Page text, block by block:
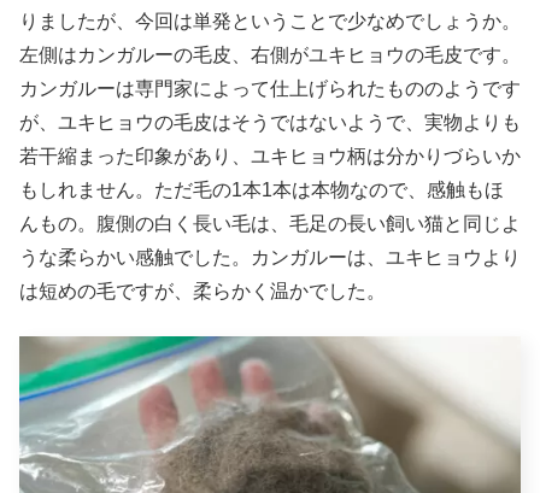
りましたが、今回は単発ということで少なめでしょうか。
左側はカンガルーの毛皮、右側がユキヒョウの毛皮です。
カンガルーは専門家によって仕上げられたもののようです
が、ユキヒョウの毛皮はそうではないようで、実物よりも
若干縮まった印象があり、ユキヒョウ柄は分かりづらいか
もしれません。ただ毛の1本1本は本物なので、感触もほ
んもの。腹側の白く長い毛は、毛足の長い飼い猫と同じよ
うな柔らかい感触でした。カンガルーは、ユキヒョウより
は短めの毛ですが、柔らかく温かでした。